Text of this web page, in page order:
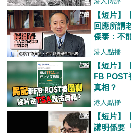
【短片】
回應所謂
傑泰：不能靠學
有深淺才
港人點播
【短片】
FB POST被圍剿 睇
真相？
港人點播
【短片】
講明係要「